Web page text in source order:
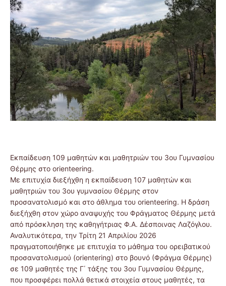
Εκπαίδευση 109 μαθητών και μαθητριών του 3ου Γυμνασίου
Θέρμης στο orienteering.
Με επιτυχία διεξήχθη η εκπαίδευση 107 μαθητών και
μαθητριών του 3ου γυμνασίου Θέρμης στον
προσανατολισμό και στο άθλημα του orienteering. Η δράση
διεξήχθη στον χώρο αναψυχής του Φράγματος Θέρμης μετά
από πρόσκληση της καθηγήτριας Φ.Α. Δέσποινας Λαζόγλου.
Αναλυτικότερα, την Τρίτη 21 Απριλίου 2026
πραγματοποιήθηκε με επιτυχία το μάθημα του ορειβατικού
προσανατολισμού (orientering) στο βουνό (Φράγμα Θέρμης)
σε 109 μαθητές της Γ΄ τάξης του 3ου Γυμνασίου Θέρμης,
που προσφέρει πολλά θετικά στοιχεία στους μαθητές, τα